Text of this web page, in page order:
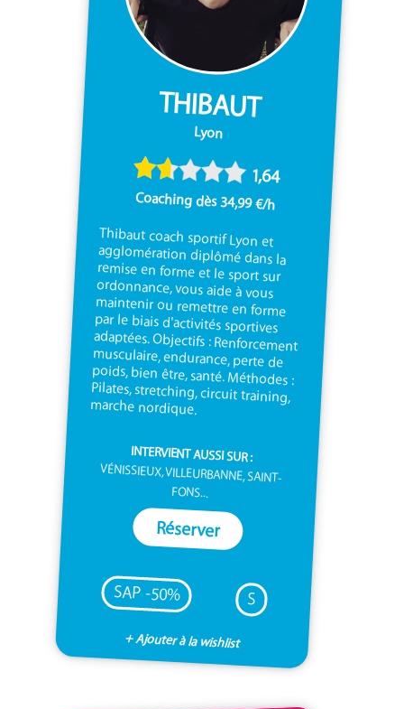
THIBAUT
Lyon
1,64
Coaching dès 34,99 €/h
Thibaut coach sportif Lyon et
agglomération diplômé dans la
remise en forme et le sport sur
ordonnance, vous aide à vous
maintenir ou remettre en forme
par le biais d'activités sportives
adaptées. Objectifs : Renforcement
musculaire, endurance, perte de
poids, bien être, santé. Méthodes :
Pilates, stretching, circuit training,
marche nordique.
INTERVIENT AUSSI SUR :
VÉNISSIEUX, VILLEURBANNE, SAINT-
FONS...
Réserver
SAP -50% S
+ Ajouter à la wishlist